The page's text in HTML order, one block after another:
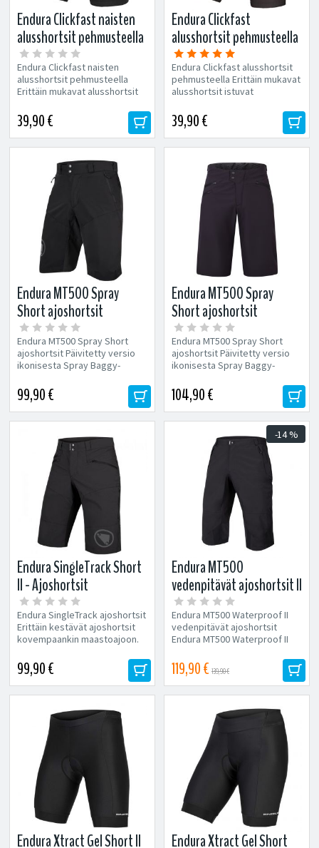
Endura Clickfast naisten
alusshortsit pehmusteella
Endura Clickfast naisten
alusshortsit pehmusteella
Erittäin mukavat alusshortsit
muiden...
39,90 €
Endura Clickfast
alusshortsit pehmusteella
Endura Clickfast alusshortsit
pehmusteella Erittäin mukavat
alusshortsit istuvat
vaatteiden...
39,90 €
Endura MT500 Spray
Short ajoshortsit
Endura MT500 Spray Short
ajoshortsit Päivitetty versio
ikonisesta Spray Baggy-
Shots...
99,90 €
Endura MT500 Spray
Short ajoshortsit
Endura MT500 Spray Short
ajoshortsit Päivitetty versio
ikonisesta Spray Baggy-
Shots...
104,90 €
Endura SingleTrack Short
II - Ajoshortsit
Endura SingleTrack ajoshortsit
Erittäin kestävät ajoshortsit
kovempaankin maastoajoon.
99,90 €
-14 %
Endura MT500
vedenpitävät ajoshortsit II
Endura MT500 Waterproof II
vedenpitävät ajoshortsit
Endura MT500 Waterproof II
119,90 € 139,90 €
Endura Xtract Gel Short II Endura Xtract Gel Short